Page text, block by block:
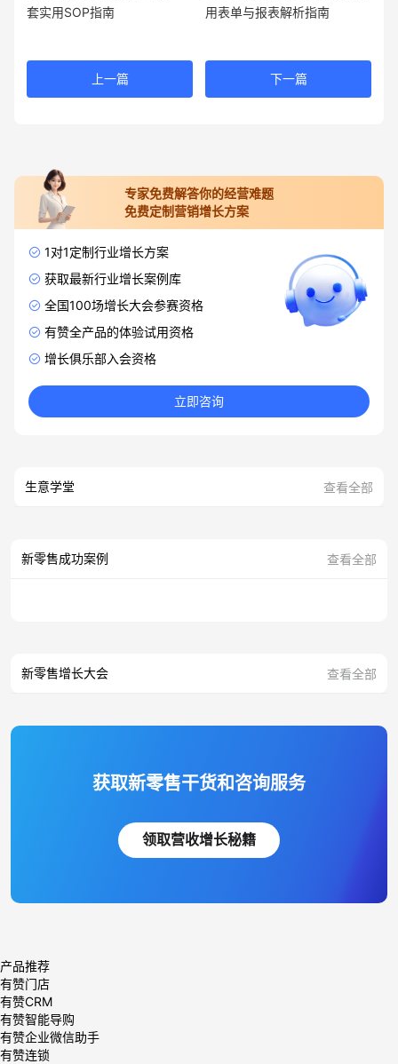
套实用SOP指南
上一篇
用表单与报表解析指南
下一篇
专家免费解答你的经营难题
免费定制营销增长方案
1对1定制行业增长方案
获取最新行业增长案例库
全国100场增长大会参赛资格
有赞全产品的体验试用资格
增长俱乐部入会资格
立即咨询
生意学堂 查看全部
新零售成功案例 查看全部
新零售增长大会 查看全部
获取新零售干货和咨询服务
领取营收增长秘籍
产品推荐
有赞门店
有赞CRM
有赞智能导购
有赞企业微信助手
有赞连锁